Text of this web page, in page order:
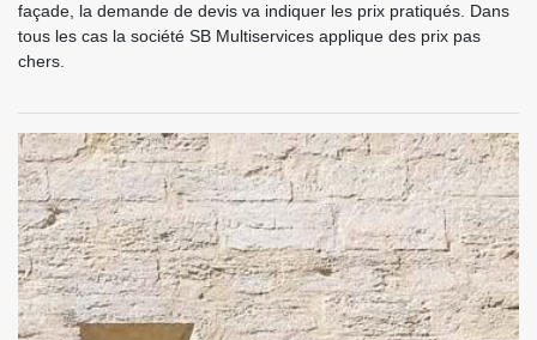
façade, la demande de devis va indiquer les prix pratiqués. Dans
tous les cas la société SB Multiservices applique des prix pas
chers.